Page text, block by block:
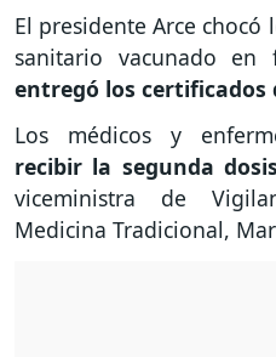
El presidente Arce chocó
sanitario vacunado
entregó los certificados
Los médicos y
recibir la segunda
viceministra de
Medicina Tradicional,